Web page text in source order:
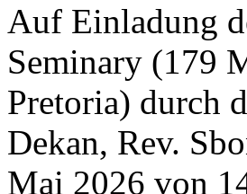
Auf Einladung
Seminary (179
Pretoria) durch
Dekan, Rev.
Mai 2026 von